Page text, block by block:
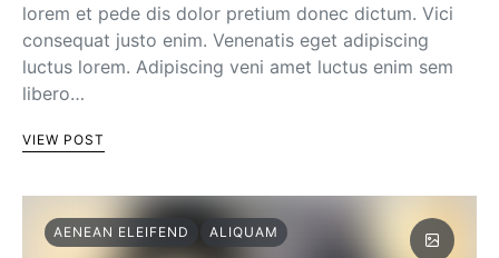
lorem et pede dis dolor pretium donec dictum. Vici
consequat justo enim. Venenatis eget adipiscing
luctus lorem. Adipiscing veni amet luctus enim sem
libero…
VIEW POST
AENEAN ELEIFEND ALIQUAM